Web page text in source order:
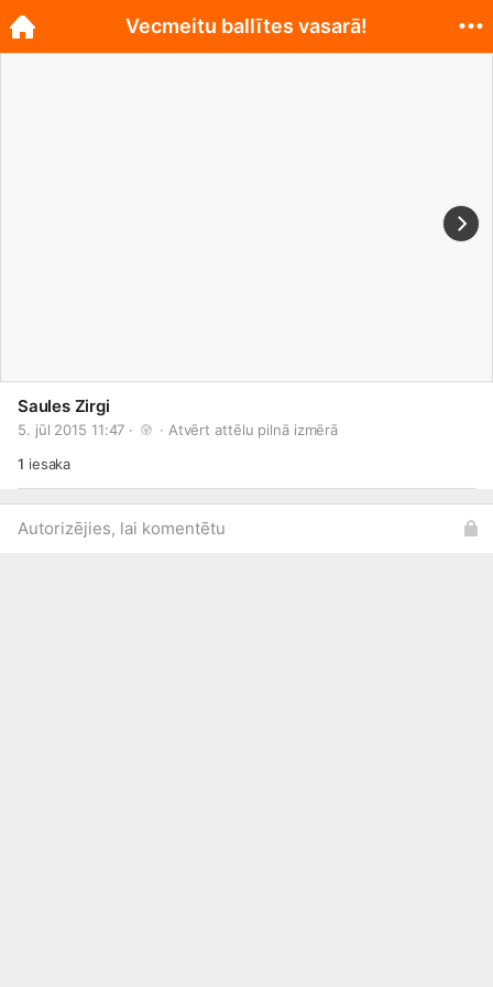
Saules Zirgi
5. jūl 2015 11:47 · · Atvērt attēlu pilnā izmērā
1 iesaka
Autorizējies, lai komentētu
Vecmeitu ballītes vasarā!